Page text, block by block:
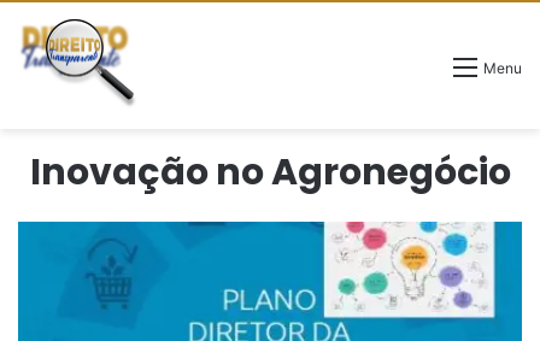
Menu
Inovação no Agronegócio